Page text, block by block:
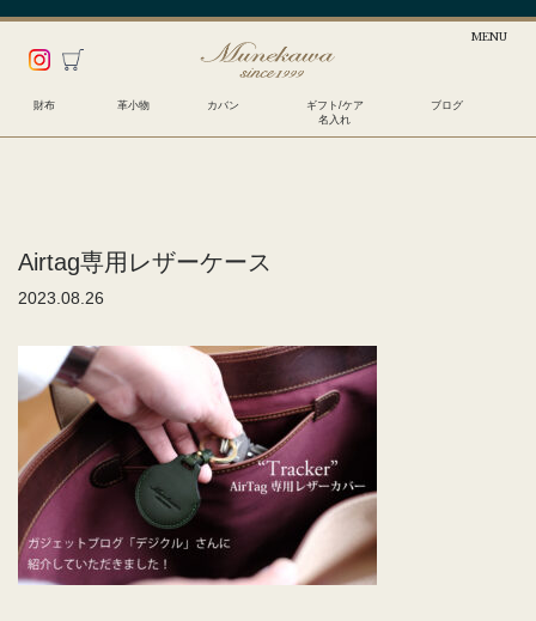
財布 革小物 カバン
ギフト/ケア
名入れ
ブログ
Airtag専用レザーケース
2023.08.26